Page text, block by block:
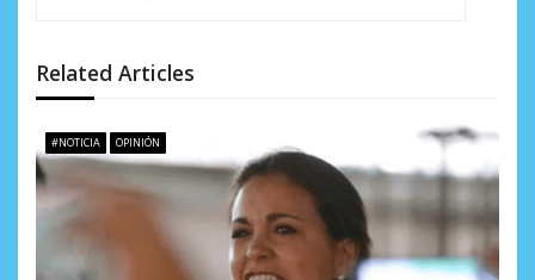
e
e
n
t
Related Articles
#NOTICIA OPINIÓN